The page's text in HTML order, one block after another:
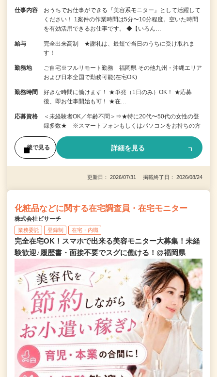
仕事内容
おうちでお仕事ができる『美容系モニター』として活躍して
ください！ 1案件の作業時間は5分〜10分程度。空いた時間
を有効活用できるお仕事です。 ◆【いろん…
給与
完全出来高制 ★謝礼は、最短で当日のうちに受け取れま
す！
勤務地
ご自宅※フルリモート勤務 福岡県 その他九州・沖縄エリア
および日本全国で勤務可能(在宅OK)
勤務時間
好きな時間に働けます！ ★単発（1日のみ）OK！ ★応募
後、即お仕事開始も可！ ★在…
応募資格
＜未経験者OK／年齢不問＞⇒★特に20代〜50代の女性の登
録多数★ ※スマートフォンもしくはパソコンをお持ちの方
後で見る 詳細を見る
更新日： 2026/07/31 掲載終了日： 2026/08/24
化粧品などに関する在宅調査員・在宅モニター
株式会社ビサーチ
業務委託 登録制 在宅・内職
完全在宅OK！スマホで出来る美容モニター大募集！未経
験歓迎♪履歴書・面接不要でスグに働ける！@福岡県